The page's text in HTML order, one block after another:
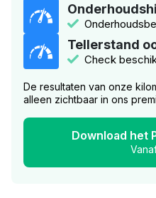
Tellerstand
Check
De resultaten van onze
alleen zichtbaar in ons
Download het